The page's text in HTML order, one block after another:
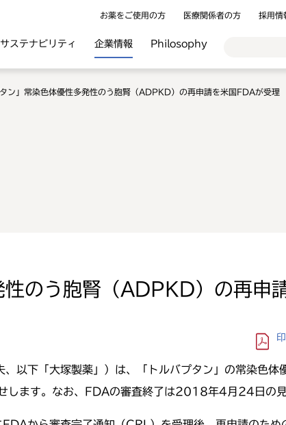
お薬をご使用の方 医療関係者の方 採用情
サステナビリティ 企業情報 Philosophy
タン」常染色体優性多発性のう胞腎（ADPKD）の再申請を米国FDAが受理
性のう胞腎（ADPKD）の再申
以下「大塚製薬」）は、「トルバプタン」の常染色
します。なお、FDAの審査終了は2018年4月24日の見